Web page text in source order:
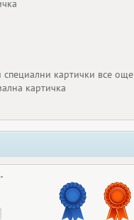
специални картички все още
картичка